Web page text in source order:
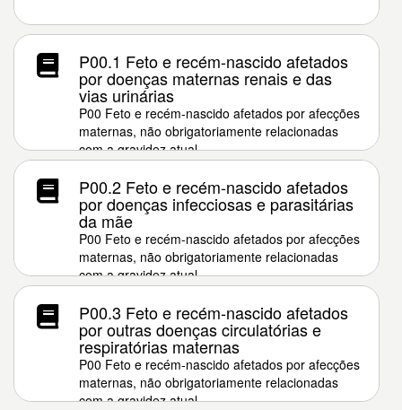
P00.1 Feto e recém-nascido afetados
por doenças maternas renais e das
vias urinárias
P00 Feto e recém-nascido afetados por afecções
maternas, não obrigatoriamente relacionadas
com a gravidez atual
P00.2 Feto e recém-nascido afetados
por doenças infecciosas e parasitárias
da mãe
P00 Feto e recém-nascido afetados por afecções
maternas, não obrigatoriamente relacionadas
com a gravidez atual
P00.3 Feto e recém-nascido afetados
por outras doenças circulatórias e
respiratórias maternas
P00 Feto e recém-nascido afetados por afecções
maternas, não obrigatoriamente relacionadas
com a gravidez atual